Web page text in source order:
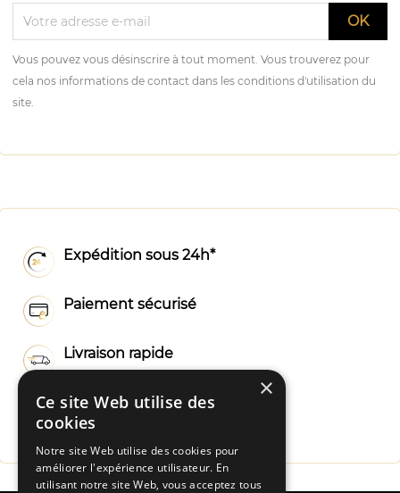
Vous pouvez vous désinscrire à tout moment. Vous trouverez pour
cela nos informations de contact dans les conditions d'utilisation du
site.
Expédition sous 24h*
Paiement sécurisé
Livraison rapide
Fabrication Française
×
Ce site Web utilise des
cookies
Notre site Web utilise des cookies pour
améliorer l'expérience utilisateur. En
utilisant notre site Web, vous acceptez tous